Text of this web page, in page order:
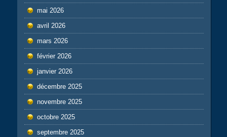
mai 2026
avril 2026
mars 2026
février 2026
janvier 2026
décembre 2025
novembre 2025
octobre 2025
septembre 2025